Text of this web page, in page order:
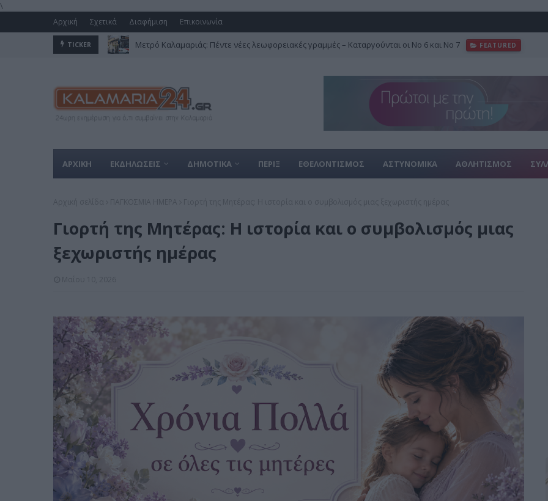
\
Αρχική Σχετικά Διαφήμιση Επικοινωνία
TICKER Μετρό Καλαμαριάς: Πέντε νέες λεωφορειακές γραμμές – Καταργούνται οι Νο 6 και Νο 7 FEATURED
ΑΡΧΙΚΗ ΕΚΔΗΛΩΣΕΙΣ ΔΗΜΟΤΙΚΑ ΠΕΡΙΞ ΕΘΕΛΟΝΤΙΣΜΟΣ ΑΣΤΥΝΟΜΙΚΑ ΑΘΛΗΤΙΣΜΟΣ
Γιορτή της Μητέρας: Η ιστορία και ο συμβολισμός μιας
ξεχωριστής ημέρας